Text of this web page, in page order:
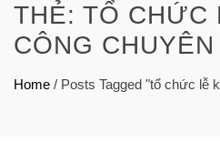
THẺ: TỔ CHỨC
CÔNG
Home / Posts Tagged "tổ chức lễ